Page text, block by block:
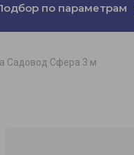
по параметрам
Садовод Сфера 3 м